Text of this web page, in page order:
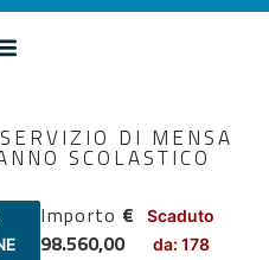
DI MENSA
SCOLASTICO
Importo €
98.560,00
Scaduto
da: 178